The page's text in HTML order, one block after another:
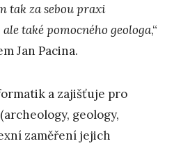
tak za sebou praxi
také pomocného geologa,“
Jan Pacina.
a zajišťuje pro
geology,
zaměření jejich